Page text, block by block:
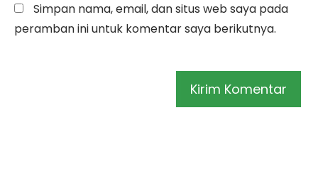
Simpan nama, email, dan situs web saya pada
peramban ini untuk komentar saya berikutnya.